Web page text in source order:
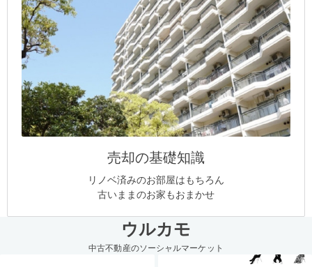
売却の基礎知識
リノベ済みのお部屋はもちろん
古いままのお家もおまかせ
ウルカモ
中古不動産のソーシャルマーケット